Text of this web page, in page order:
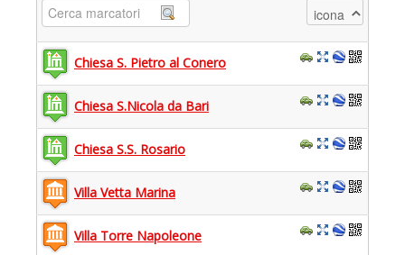
icona
Chiesa S. Pietro al Conero
Chiesa S.Nicola da Bari
Chiesa S.S. Rosario
Villa Vetta Marina
Villa Torre Napoleone